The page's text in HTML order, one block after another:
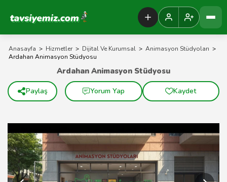
Tavsiyemiz Anasayfa
Anasayfa > Hizmetler > Dijital Ve Kurumsal > Animasyon Stüdyoları >
Ardahan Animasyon Stüdyosu
Ardahan Animasyon Stüdyosu
Paylaş Yorum Yap Kaydet